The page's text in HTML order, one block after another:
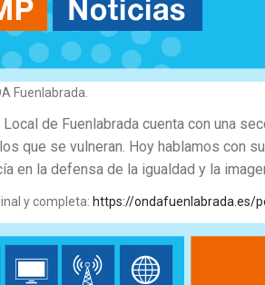
Fuenlabrada.
de Fuenlabrada cuenta con una
que se vulneran. Hoy hablamos con
en la defensa de la igualdad y la
y completa: https://ondafuenlabrada.es/